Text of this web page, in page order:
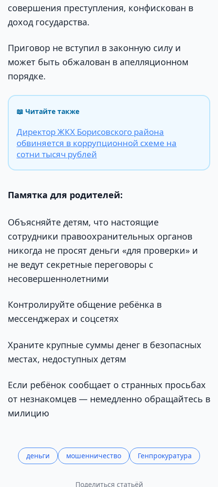
совершения преступления, конфискован в
доход государства.
Приговор не вступил в законную силу и
может быть обжалован в апелляционном
порядке.
📖 Читайте также
Директор ЖКХ Борисовского района
обвиняется в коррупционной схеме на
сотни тысяч рублей
Памятка для родителей:
Объясняйте детям, что настоящие
сотрудники правоохранительных органов
никогда не просят деньги «для проверки» и
не ведут секретные переговоры с
несовершеннолетними
Контролируйте общение ребёнка в
мессенджерах и соцсетях
Храните крупные суммы денег в безопасных
местах, недоступных детям
Если ребёнок сообщает о странных просьбах
от незнакомцев — немедленно обращайтесь в
милицию
деньги мошенничество Генпрокуратура
Поделиться статьёй